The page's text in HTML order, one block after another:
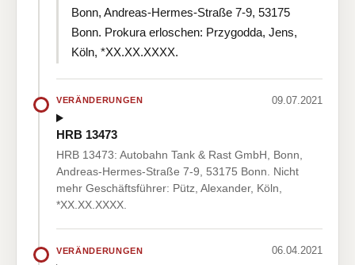
Bonn, Andreas-Hermes-Straße 7-9, 53175
Bonn. Prokura erloschen: Przygodda, Jens,
Köln, *XX.XX.XXXX.
VERÄNDERUNGEN 09.07.2021
HRB 13473
HRB 13473: Autobahn Tank & Rast GmbH, Bonn,
Andreas-Hermes-Straße 7-9, 53175 Bonn. Nicht
mehr Geschäftsführer: Pütz, Alexander, Köln,
*XX.XX.XXXX.
VERÄNDERUNGEN 06.04.2021